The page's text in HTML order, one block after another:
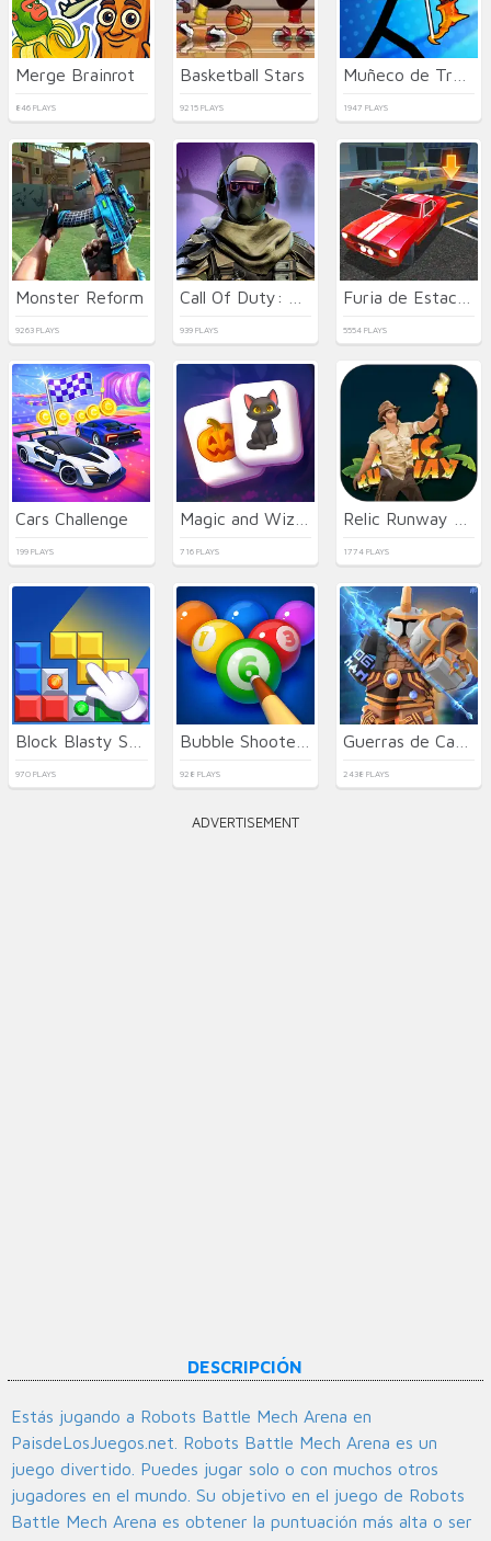
Merge Brainrot
846 PLAYS
Basketball Stars
9215 PLAYS 1947 PLAYS
Monster Reform
9263 PLAYS 939 PLAYS 5554 PLAYS
Cars Challenge
199 PLAYS 716 PLAYS 1774 PLAYS
970 PLAYS 928 PLAYS 2438 PLAYS
ADVERTISEMENT
DESCRIPCIÓN
Estás jugando a Robots Battle Mech Arena en
PaisdeLosJuegos.net. Robots Battle Mech Arena es un
juego divertido. Puedes jugar solo o con muchos otros
jugadores en el mundo. Su objetivo en el juego de Robots
Battle Mech Arena es obtener la puntuación más alta o ser